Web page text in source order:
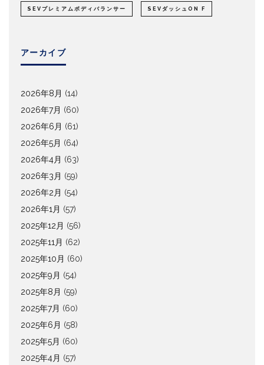
SEVプレミアムボディバランサー SEVダッシュON F
アーカイブ
2026年8月 (14)
2026年7月 (60)
2026年6月 (61)
2026年5月 (64)
2026年4月 (63)
2026年3月 (59)
2026年2月 (54)
2026年1月 (57)
2025年12月 (56)
2025年11月 (62)
2025年10月 (60)
2025年9月 (54)
2025年8月 (59)
2025年7月 (60)
2025年6月 (58)
2025年5月 (60)
2025年4月 (57)